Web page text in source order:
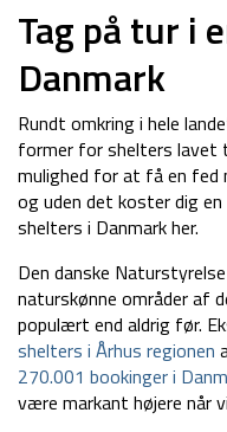
Tag på tur i
Danmark
Rundt omkring i hele
former for shelters lavet
mulighed for at få en
og uden det koster dig
shelters i Danmark her.
Den danske
naturskønne områder af
populært end aldrig før.
shelters i Århus regionen
270.001 bookinger i
være markant højere når